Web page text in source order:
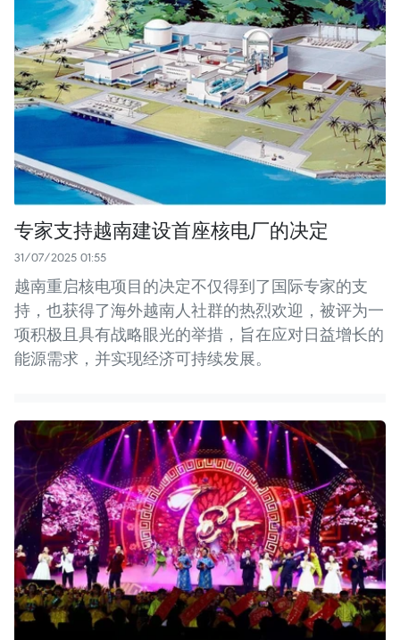
专家支持越南建设首座核电厂的决定
31/07/2025 01:55
越南重启核电项目的决定不仅得到了国际专家的支
持，也获得了海外越南人社群的热烈欢迎，被评为一
项积极且具有战略眼光的举措，旨在应对日益增长的
能源需求，并实现经济可持续发展。